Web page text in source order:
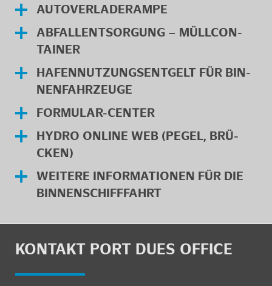
AU­TO­VER­LA­DE­RAM­PE
AB­FALL­ENT­SOR­GUNG – MÜLL­CON­
TAI­NER
HA­FEN­NUT­ZUNGS­ENT­GELT FÜR BIN­
NEN­FAHR­ZEU­GE
FOR­MU­LAR-CEN­TER
HYDRO ON­LINE WEB (PEGEL, BRÜ­
CKEN)
WEI­TE­RE IN­FOR­MA­TIO­NEN FÜR DIE
BIN­NEN­SCHIFF­FAHRT
KON­TAKT PORT DUES OF­FICE